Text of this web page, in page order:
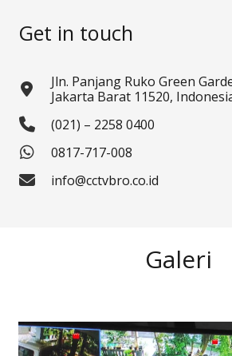
Get in touch
Jln. Panjang Ruko Green
Jakarta Barat 11520,
(021) – 2258 0400
0817-717-008
info@cctvbro.co.id
Galeri